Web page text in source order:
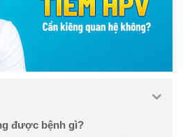
được bệnh gì?